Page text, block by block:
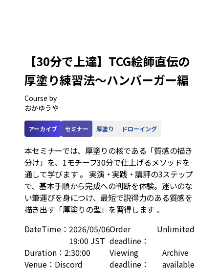
【30分で上達】TCG絵師直伝の
厚塗り練習法〜ハンバーガー編
Course by
おかゆうや
アーカイブ セミナー 厚塗り ドローイング
本セミナーでは、厚塗りの核である「質感の描き
分け」を、1モチーフ30分で仕上げるメソッドを
通して学びます 。 実演・実践・講評の3ステップ
で、基本手順から完成への判断を体験。迷いのな
い筆運びを身につけ、最短で説得力のある質感を
描き出す「厚塗りの型」を習得します 。
DateTime： 2026/05/06
19:00 JST
Duration： 2:30:00
Venue： Discord
Order
deadline：
Unlimited
Viewing
deadline：
Archive
available